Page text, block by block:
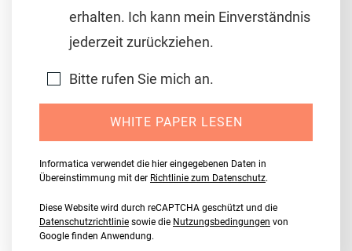
erhalten. Ich kann mein Einverständnis
jederzeit zurückziehen.
Bitte rufen Sie mich an.
WHITE PAPER LESEN
Informatica verwendet die hier eingegebenen Daten in
Übereinstimmung mit der Richtlinie zum Datenschutz.
Diese Website wird durch reCAPTCHA geschützt und die
Datenschutzrichtlinie sowie die Nutzungsbedingungen von
Google finden Anwendung.